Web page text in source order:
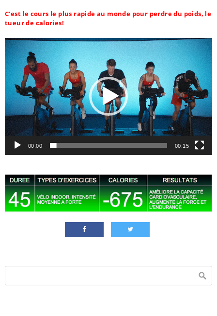
C’est le cours le plus rapide au monde pour perdre du poids, le
tueur de calories!
Lecteur
vidéo
00:00 00:15